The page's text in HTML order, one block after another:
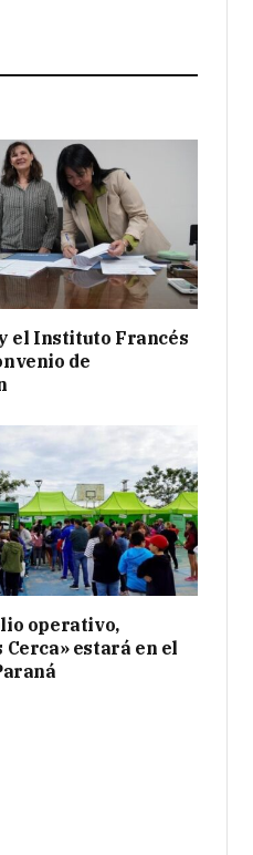
el Instituto Francés
de
operativo,
estará en el